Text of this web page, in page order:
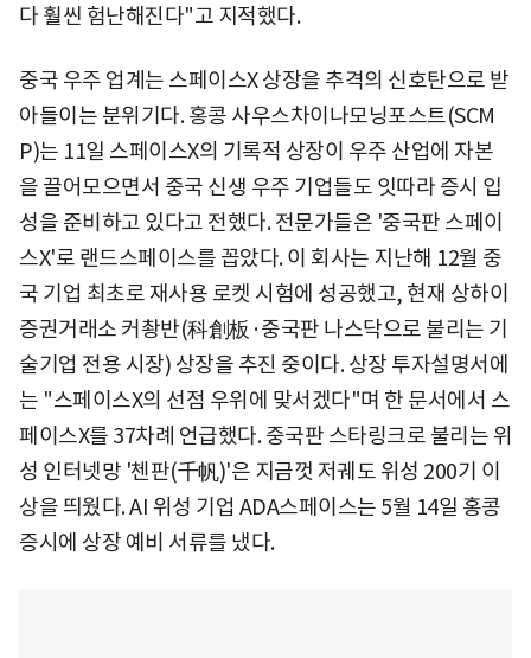
다 훨씬 험난해진다"고 지적했다.
중국 우주 업계는 스페이스X 상장을 추격의 신호탄으로 받
아들이는 분위기다. 홍콩 사우스차이나모닝포스트(SCM
P)는 11일 스페이스X의 기록적 상장이 우주 산업에 자본
을 끌어모으면서 중국 신생 우주 기업들도 잇따라 증시 입
성을 준비하고 있다고 전했다. 전문가들은 '중국판 스페이
스X'로 랜드스페이스를 꼽았다. 이 회사는 지난해 12월 중
국 기업 최초로 재사용 로켓 시험에 성공했고, 현재 상하이
증권거래소 커촹반(科創板·중국판 나스닥으로 불리는 기
술기업 전용 시장) 상장을 추진 중이다. 상장 투자설명서에
는 "스페이스X의 선점 우위에 맞서겠다"며 한 문서에서 스
페이스X를 37차례 언급했다. 중국판 스타링크로 불리는 위
성 인터넷망 '첸판(千帆)'은 지금껏 저궤도 위성 200기 이
상을 띄웠다. AI 위성 기업 ADA스페이스는 5월 14일 홍콩
증시에 상장 예비 서류를 냈다.